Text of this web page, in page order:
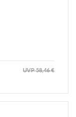
UVP 58,46 €